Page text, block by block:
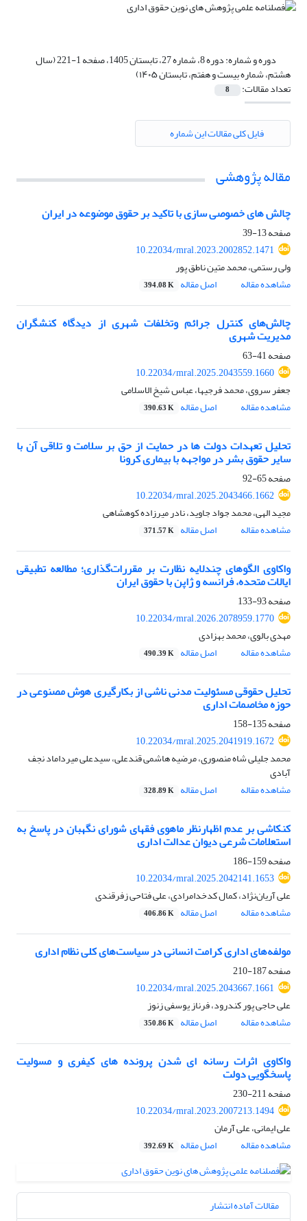
دوره و شماره: دوره 8، شماره 27، تابستان 1405، صفحه 1-221 (سال
هشتم، شماره بیست و هفتم، تابستان ۱۴۰۵)
تعداد مقالات: 8
فایل کلی مقالات این شماره
مقاله پژوهشی
چالش های خصوصی سازی با تاکید بر حقوق موضوعه در ایران
صفحه13-39
10.22034/mral.2023.2002852.1471
ولی رستمی، محمد متین ناطق پور
مشاهده مقاله
اصل مقاله 394.08 K
چالش‌های کنترل جرائم وتخلفات شهری از دیدگاه کنشگران
مدیریت شهری
صفحه41-63
10.22034/mral.2025.2043559.1660
جعفر سروی، محمد فرجیها، عباس شیخ الاسلامی
مشاهده مقاله
اصل مقاله 390.63 K
تحلیل تعهدات دولت ها در حمایت از حق بر سلامت و تلاقی آن با
سایر حقوق بشر در مواجهه با بیماری کرونا
صفحه65-92
10.22034/mral.2025.2043466.1662
مجید الهی، محمد جواد جاوید، نادر میرزاده کوهشاهی
مشاهده مقاله
اصل مقاله 371.57 K
واکاوی الگوهای چندلایه نظارت بر مقررات‌گذاری؛ مطالعه تطبیقی
ایالات متحده، فرانسه و ژاپن با حقوق ایران
صفحه93-133
10.22034/mral.2026.2078959.1770
مهدی بالوی، محمد بهزادی
مشاهده مقاله
اصل مقاله 490.39 K
تحلیل حقوقی مسئولیت مدنی ناشی از بکارگیری هوش مصنوعی در
حوزه مخاصمات اداری
صفحه135-158
10.22034/mral.2025.2041919.1672
محمد جلیلی شاه منصوری، مرضیه هاشمی قندعلی، سیدعلی میرداماد نجف
آبادی
مشاهده مقاله
اصل مقاله 328.89 K
کنکاشی بر عدم اظهارنظر ماهوی فقهای شورای نگهبان در پاسخ به
استعلامات شرعی دیوان عدالت اداری
صفحه159-186
10.22034/mral.2025.2042141.1653
علی آریان‌نژاد، کمال کدخدامرادی، علی فتاحی زفرقندی
مشاهده مقاله
اصل مقاله 406.86 K
مولفه‌های اداری کرامت انسانی در سیاست‌های کلی نظام اداری
صفحه187-210
10.22034/mral.2025.2043667.1661
علی حاجی پور کندرود، فرناز یوسفی زنوز
مشاهده مقاله
اصل مقاله 350.86 K
واکاوی اثرات رسانه ای شدن پرونده های کیفری و مسولیت
پاسخگویی دولت
صفحه211-230
10.22034/mral.2023.2007213.1494
علی ایمانی، علی آرمان
مشاهده مقاله
اصل مقاله 392.69 K
مقالات آماده انتشار